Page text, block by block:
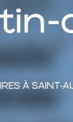
À SAINT-